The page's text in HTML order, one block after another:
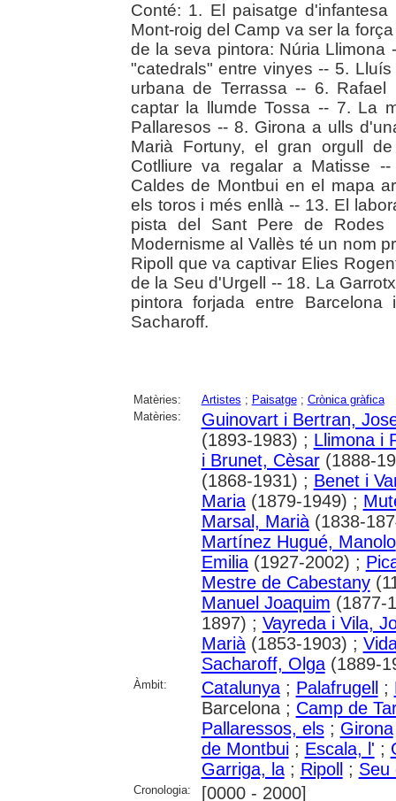
Conté: 1. El paisatge
Mont-roig del Camp va ser la
de la seva pintora: Núria Llimona
"catedrals" entre vinyes -- 5.
urbana de Terrassa -- 6.
captar la llumde Tossa -- 7. La
Pallaresos -- 8. Girona a ulls
Marià Fortuny, el gran orgull
Cotlliure va regalar a Matisse
Caldes de Montbui en el mapa
els toros i més enllà -- 13. El
pista del Sant Pere de
Modernisme al Vallès té un nom
Ripoll que va captivar Elies
de la Seu d'Urgell -- 18. La
pintora forjada entre
Sacharoff.
Matèries: Artistes ; Paisatge; Crònica gràfica
Matèries:
Guinovart i Bertran,
(1893-1983) ; Llimona i
i Brunet, Cèsar(1888-
(1868-1931) ; Benet i
Maria(1879-1949) ;
Marsal, Marià(1838-
Martínez Hugué, Manolo
Emilia(1927-2002) ;
Mestre de Cabestany
Manuel Joaquim (1877-
1897) ; Vayreda i Vila,
Marià(1853-1903) ;
Sacharoff, Olga(1889-
Àmbit: Catalunya; Palafrugell ;
Barcelona ; Camp de
Pallaressos, els; Girona
de Montbui; Escala, l' ;
Garriga, la; Ripoll ; Seu
Cronologia: [0000 - 2000]